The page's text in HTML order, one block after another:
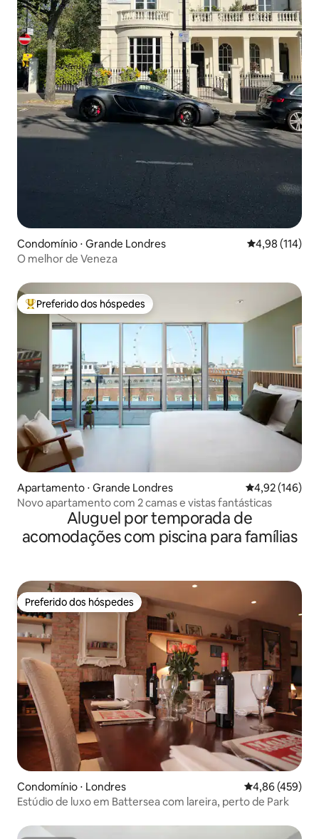
Condomínio ⋅ Grande Londres 4,98 de uma
4,98 (114)
O melhor de Veneza
Entre os melhores preferidos dos hóspedes
Preferido dos hóspedes
Apartamento ⋅ Grande Londres 4,92 de uma
4,92 (146)
Novo apartamento com 2 camas e vistas fantásticas
Aluguel por temporada de
acomodações com piscina para famílias
Preferido dos hóspedes
Preferido dos hóspedes
Condomínio ⋅ Londres 4,86 de uma
4,86 (459)
Estúdio de luxo em Battersea com lareira, perto de Park